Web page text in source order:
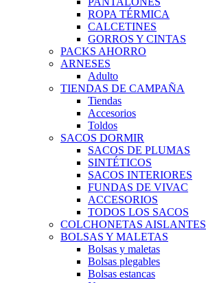
ROPA TÉRMICA
CALCETINES
GORROS Y CINTAS
PACKS AHORRO
ARNESES
Adulto
TIENDAS DE CAMPAÑA
Tiendas
Accesorios
Toldos
SACOS DORMIR
SACOS DE PLUMAS
SINTÉTICOS
SACOS INTERIORES
FUNDAS DE VIVAC
ACCESORIOS
TODOS LOS SACOS
COLCHONETAS AISLANTES
BOLSAS Y MALETAS
Bolsas y maletas
Bolsas plegables
Bolsas estancas